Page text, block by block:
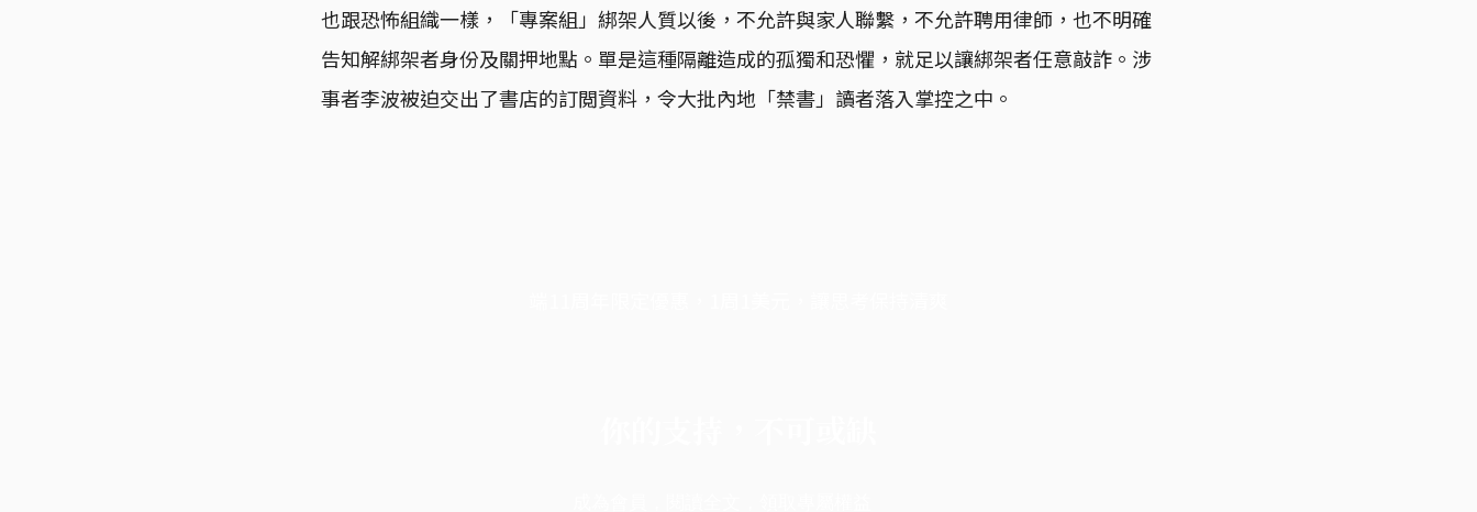
也跟恐怖組織一樣，「專案組」綁架人質以後，不允許與家人聯繫，不允許聘用律師，也不明確
告知解綁架者身份及關押地點。單是這種隔離造成的孤獨和恐懼，就足以讓綁架者任意敲詐。涉
事者李波被迫交出了書店的訂閲資料，令大批內地「禁書」讀者落入掌控之中。